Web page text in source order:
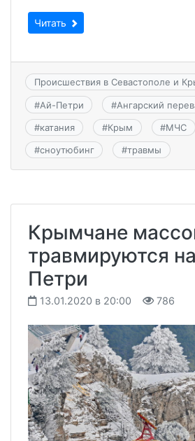
Читать
Происшествия в Севастополе и
#Ай-Петри #Ангарский
#катания #Крым #МЧС
#сноутюбинг #травмы
Крымчане
травмируются
Петри
13.01.2020 в 20:00 786